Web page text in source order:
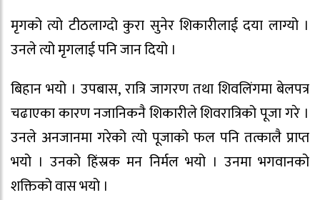
मृगको त्यो टीठलाग्दो कुरा सुनेर शिकारीलाई दया लाग्यो ।
उनले त्यो मृगलाई पनि जान दियो ।
बिहान भयो । उपबास, रात्रि जागरण तथा शिवलिंगमा बेलपत्र
चढाएका कारण नजानिकनै शिकारीले शिवरात्रिको पूजा गरे ।
उनले अनजानमा गरेको त्यो पूजाको फल पनि तत्कालै प्राप्त
भयो । उनको हिंस्रक मन निर्मल भयो । उनमा भगवानको
शक्तिको वास भयो ।